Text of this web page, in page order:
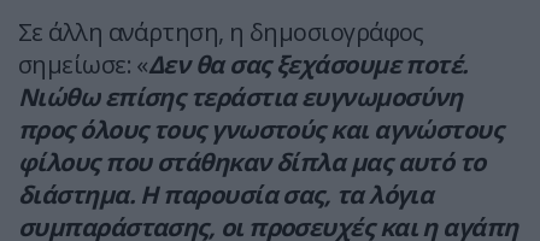
Σε άλλη ανάρτηση, η δημοσιογράφος
σημείωσε: «Δεν θα σας ξεχάσουμε ποτέ.
Νιώθω επίσης τεράστια ευγνωμοσύνη
προς όλους τους γνωστούς και αγνώστους
φίλους που στάθηκαν δίπλα μας αυτό το
διάστημα. Η παρουσία σας, τα λόγια
συμπαράστασης, οι προσευχές και η αγάπη